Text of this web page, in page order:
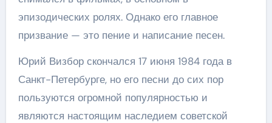
эпизодических ролях. Однако его главное
призвание — это пение и написание песен.
Юрий Визбор скончался 17 июня 1984 года в
Санкт-Петербурге, но его песни до сих пор
пользуются огромной популярностью и
являются настоящим наследием советской